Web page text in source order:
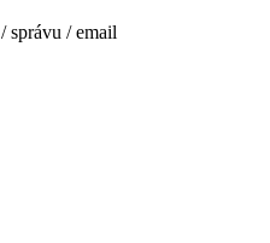
/správu /email